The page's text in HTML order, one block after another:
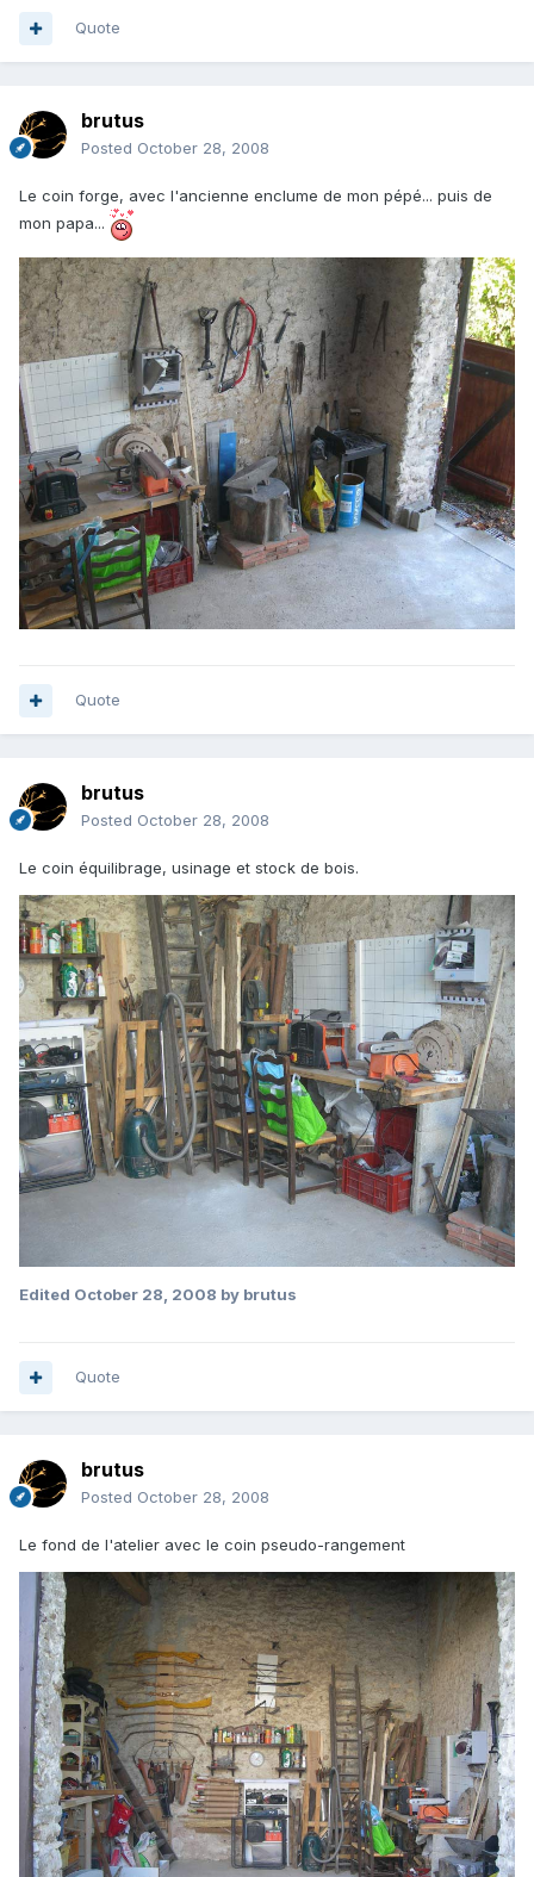
Quote
brutus
Posted October 28, 2008
Le coin forge, avec l'ancienne enclume de mon pépé... puis de
mon papa...
Quote
brutus
Posted October 28, 2008
Le coin équilibrage, usinage et stock de bois.
Edited October 28, 2008 by brutus
Quote
brutus
Posted October 28, 2008
Le fond de l'atelier avec le coin pseudo-rangement